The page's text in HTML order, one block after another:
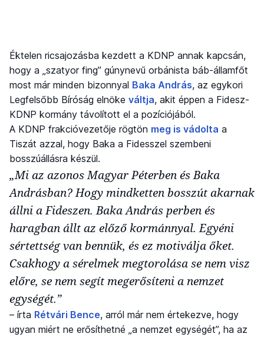
Éktelen ricsajozásba kezdett a KDNP annak kapcsán,
hogy a „szatyor fing” gúnynevű orbánista báb-államfőt
most már minden bizonnyal Baka András, az egykori
Legfelsőbb Bíróság elnöke váltja, akit éppen a Fidesz-
KDNP kormány távolított el a pozíciójából.
A KDNP frakcióvezetője rögtön meg is vádolta a
Tiszát azzal, hogy Baka a Fidesszel szembeni
bosszúállásra készül.
„Mi az azonos Magyar Péterben és Baka
Andrásban? Hogy mindketten bosszút akarnak
állni a Fideszen. Baka András perben és
haragban állt az előző kormánnyal. Egyéni
sértettség van bennük, és ez motiválja őket.
Csakhogy a sérelmek megtorolása se nem visz
előre, se nem segít megerősíteni a nemzet
egységét.”
– írta Rétvári Bence, arról már nem értekezve, hogy
ugyan miért ne erősíthetné „a nemzet egységét”, ha az